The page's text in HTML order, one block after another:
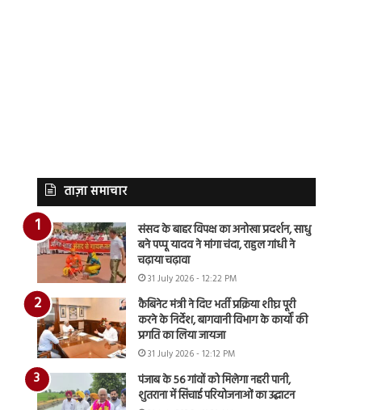
ताज़ा समाचार
संसद के बाहर विपक्ष का अनोखा प्रदर्शन, साधु
बने पप्पू यादव ने मांगा चंदा, राहुल गांधी ने
चढ़ाया चढ़ावा
31 July 2026 - 12:22 PM
कैबिनेट मंत्री ने दिए भर्ती प्रक्रिया शीघ्र पूरी
करने के निर्देश, बागवानी विभाग के कार्यों की
प्रगति का लिया जायजा
31 July 2026 - 12:12 PM
पंजाब के 56 गांवों को मिलेगा नहरी पानी,
शुतराना में सिंचाई परियोजनाओं का उद्घाटन